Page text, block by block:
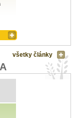
všetky články